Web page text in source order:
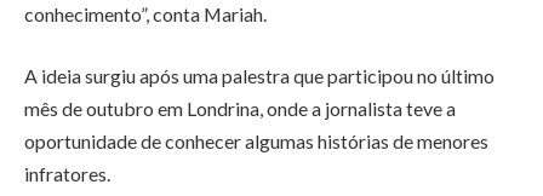
conhecimento”, conta Mariah.
A ideia surgiu após uma palestra que participou no último
mês de outubro em Londrina, onde a jornalista teve a
oportunidade de conhecer algumas histórias de menores
infratores.